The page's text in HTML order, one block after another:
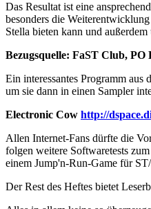
Das Resultat ist eine
besonders die
Stella bieten kann und
Bezugsquelle: FaST Club,
Ein interessantes Programm
um sie dann in einen Sampler
Electronic Cow http://
Allen Internet-Fans dürfte die
folgen weitere Softwaretests
einem Jump'n-Run-Game für
Der Rest des Heftes bietet